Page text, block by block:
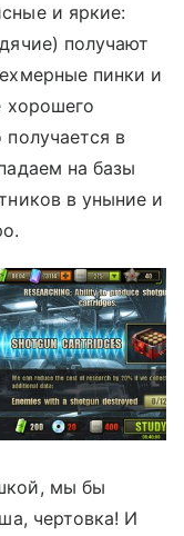
и яркие:
получают
пинки и
хорошего
в
на базы
в уныние и
мы бы
чертовка! И